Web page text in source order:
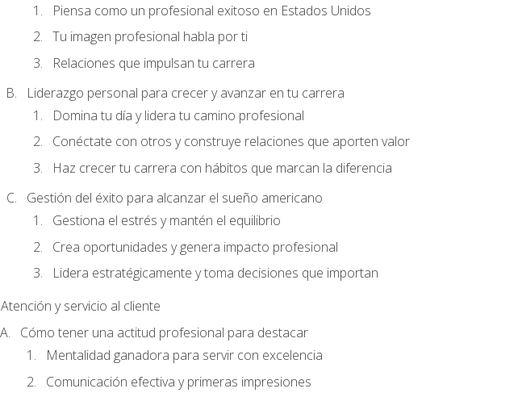
Piensa como un profesional exitoso en Estados Unidos
Tu imagen profesional habla por ti
Relaciones que impulsan tu carrera
Liderazgo personal para crecer y avanzar en tu carrera
Domina tu día y lidera tu camino profesional
Conéctate con otros y construye relaciones que aporten valor
Haz crecer tu carrera con hábitos que marcan la diferencia
Gestión del éxito para alcanzar el sueño americano
Gestiona el estrés y mantén el equilibrio
Crea oportunidades y genera impacto profesional
Lidera estratégicamente y toma decisiones que importan
Atención y servicio al cliente
Cómo tener una actitud profesional para destacar
Mentalidad ganadora para servir con excelencia
Comunicación efectiva y primeras impresiones